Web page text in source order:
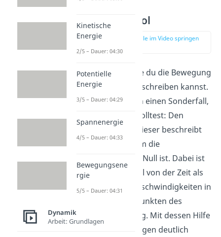
Momentanpol
zur Stelle im Video springen
Jetzt weißt du wie du die Bewegung
eines Körpers beschreiben kannst.
Es gibt aber noch einen Sonderfall,
den du kennen solltest: Den
Momentanpol. Dieser beschreibt
den Punkt, in dem die
Geschwindigkeit Null ist. Dabei ist
der Punkt sowohl von der Zeit als
auch von den Geschwindigkeiten in
verschiedenen Punkten des
Körpers abhängig. Mit dessen Hilfe
können Rechnungen deutlich
Kinetische
Energie
2/5 – Dauer: 04:30
Potentielle
Energie
3/5 – Dauer: 04:29
Spannenergie
4/5 – Dauer: 04:33
Bewegungsene
rgie
5/5 – Dauer: 04:31
Dynamik
Arbeit: Grundlagen